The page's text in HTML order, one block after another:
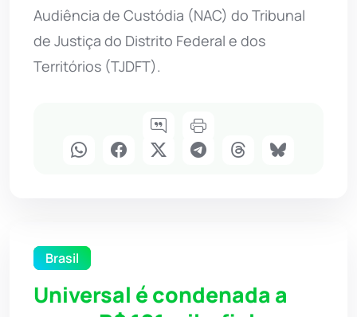
Audiência de Custódia (NAC) do Tribunal
de Justiça do Distrito Federal e dos
Territórios (TJDFT).
Brasil
Universal é condenada a